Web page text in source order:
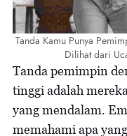
Tanda Kamu Punya
Dilihat dari
Tanda pemimpin
tinggi adalah
yang mendalam.
memahami apa